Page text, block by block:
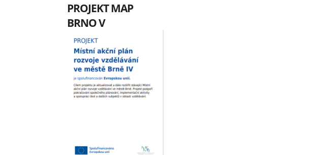
PROJEKT MAP
BRNO V